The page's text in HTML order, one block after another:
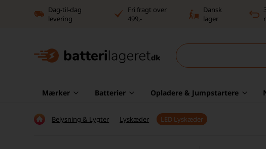
Dag-til-dag
levering
Fri fragt over
499,-
Dansk
lager
Mærker Batterier Opladere & Jumpstartere
Belysning & Lygter Lyskæder LED Lyskæder